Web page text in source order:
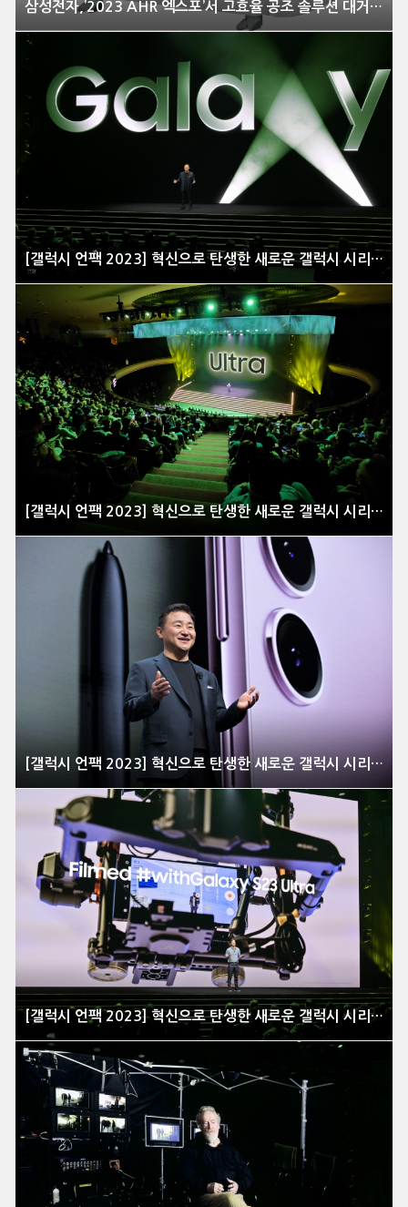
삼성전자,’2023 AHR 엑스포’서 고효율 공조 솔루션 대거 공개
[갤럭시 언팩 2023] 혁신으로 탄생한 새로운 갤럭시 시리즈 공개 현장을 가다
[갤럭시 언팩 2023] 혁신으로 탄생한 새로운 갤럭시 시리즈 공개 현장을 가다
[갤럭시 언팩 2023] 혁신으로 탄생한 새로운 갤럭시 시리즈 공개 현장을 가다
[갤럭시 언팩 2023] 혁신으로 탄생한 새로운 갤럭시 시리즈 공개 현장을 가다